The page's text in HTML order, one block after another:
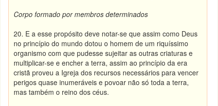
Corpo formado por membros determinados
20. E a esse propósito deve notar-se que assim como Deus
no princípio do mundo dotou o homem de um riquíssimo
organismo com que pudesse sujeitar as outras criaturas e
multiplicar-se e encher a terra, assim ao princípio da era
cristã proveu a Igreja dos recursos necessários para vencer
perigos quase inumeráveis e povoar não só toda a terra,
mas também o reino dos céus.